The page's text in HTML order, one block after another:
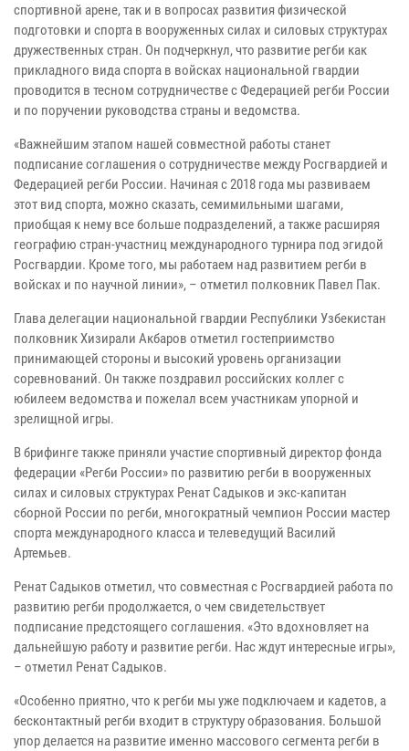
спортивной арене, так и в вопросах развития физической
подготовки и спорта в вооруженных силах и силовых структурах
дружественных стран. Он подчеркнул, что развитие регби как
прикладного вида спорта в войсках национальной гвардии
проводится в тесном сотрудничестве с Федерацией регби России
и по поручении руководства страны и ведомства.
«Важнейшим этапом нашей совместной работы станет
подписание соглашения о сотрудничестве между Росгвардией и
Федерацией регби России. Начиная с 2018 года мы развиваем
этот вид спорта, можно сказать, семимильными шагами,
приобщая к нему все больше подразделений, а также расширяя
географию стран-участниц международного турнира под эгидой
Росгвардии. Кроме того, мы работаем над развитием регби в
войсках и по научной линии», – отметил полковник Павел Пак.
Глава делегации национальной гвардии Республики Узбекистан
полковник Хизирали Акбаров отметил гостеприимство
принимающей стороны и высокий уровень организации
соревнований. Он также поздравил российских коллег с
юбилеем ведомства и пожелал всем участникам упорной и
зрелищной игры.
В брифинге также приняли участие спортивный директор фонда
федерации «Регби России» по развитию регби в вооруженных
силах и силовых структурах Ренат Садыков и экс-капитан
сборной России по регби, многократный чемпион России мастер
спорта международного класса и телеведущий Василий
Артемьев.
Ренат Садыков отметил, что совместная с Росгвардией работа по
развитию регби продолжается, о чем свидетельствует
подписание предстоящего соглашения. «Это вдохновляет на
дальнейшую работу и развитие регби. Нас ждут интересные игры»,
– отметил Ренат Садыков.
«Особенно приятно, что к регби мы уже подключаем и кадетов, а
бесконтактный регби входит в структуру образования. Большой
упор делается на развитие именно массового сегмента регби в